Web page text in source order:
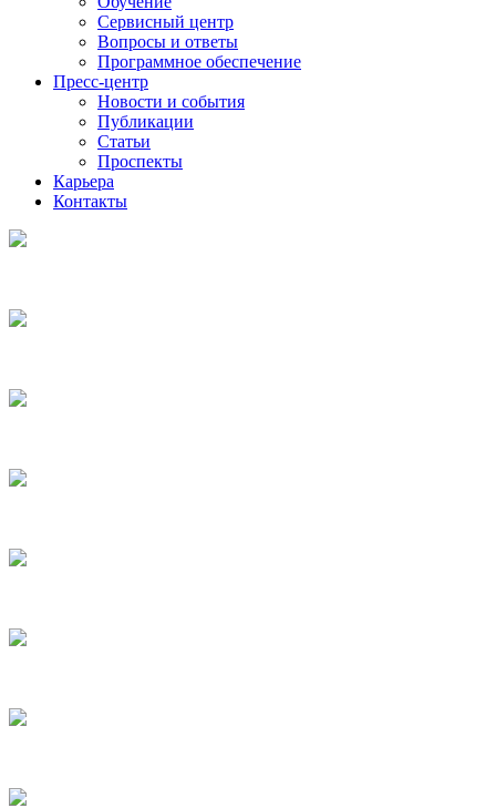
Сервисный центр
Вопросы и ответы
Программное обеспечение
Пресс-центр
Новости и события
Публикации
Статьи
Проспекты
Карьера
Контакты